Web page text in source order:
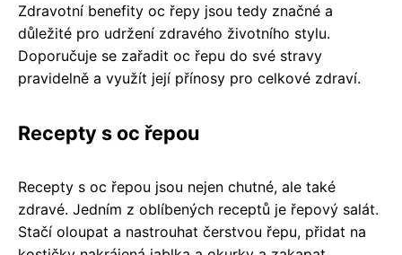
Zdravotní benefity oc řepy jsou tedy značné a
důležité pro udržení zdravého životního stylu.
Doporučuje se zařadit oc řepu do své stravy
pravidelně a využít její přínosy pro celkové zdraví.
Recepty s oc řepou
Recepty s oc řepou jsou nejen chutné, ale také
zdravé. Jedním z oblíbených receptů je řepový salát.
Stačí oloupat a nastrouhat čerstvou řepu, přidat na